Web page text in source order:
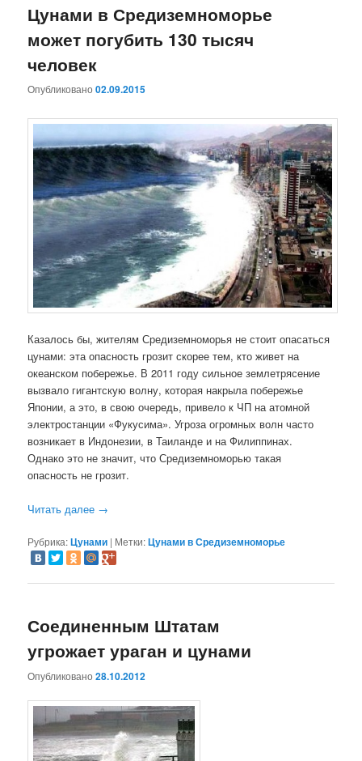
Цунами в Средиземноморье
может погубить 130 тысяч
человек
Опубликовано02.09.2015
Казалось бы, жителям Средиземноморья не стоит опасаться
цунами: эта опасность грозит скорее тем, кто живет на
океанском побережье. В 2011 году сильное землетрясение
вызвало гигантскую волну, которая накрыла побережье
Японии, а это, в свою очередь, привело к ЧП на атомной
электростанции «Фукусима». Угроза огромных волн часто
возникает в Индонезии, в Таиланде и на Филиппинах.
Однако это не значит, что Средиземноморью такая
опасность не грозит.
Читать далее →
Рубрика:Цунами | Метки:Цунами в Средиземноморье
Соединенным Штатам
угрожает ураган и цунами
Опубликовано28.10.2012